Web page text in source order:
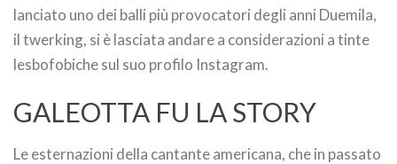
lanciato uno dei balli più provocatori degli anni Duemila,
il twerking, si è lasciata andare a considerazioni a tinte
lesbofobiche sul suo profilo Instagram.
GALEOTTA FU LA STORY
Le esternazioni della cantante americana, che in passato